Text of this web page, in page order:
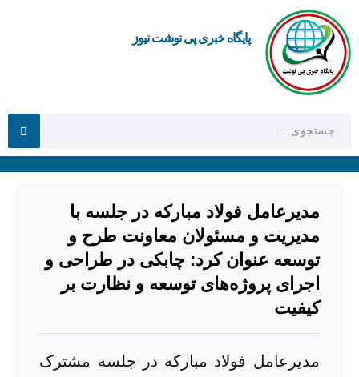
پایگاه خبری پی نوشت نیوز
مدیرعامل فولاد مبارکه در جلسه با
مدیریت و مسئولان معاونت طرح و
توسعه عنوان کرد: چابکی در طراحی و
اجرای پروژه‌های توسعه و نظارت بر
کیفیت
مدیرعامل فولاد مبارکه در جلسه مشترک